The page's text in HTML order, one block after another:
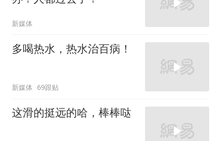
新媒体
多喝热水，热水治百病！
新媒体 69跟贴
这滑的挺远的哈，棒棒哒